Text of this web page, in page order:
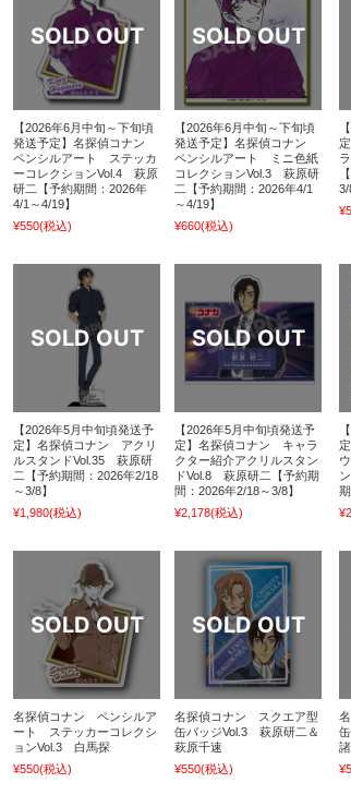
【2026年6月中旬～下旬頃
発送予定】名探偵コナン
ペンシルアート ステッカ
ーコレクションVol.4 萩原
研二【予約期間：2026年
4/1～4/19】
¥550(税込)
【2026年6月中旬～下旬頃
発送予定】名探偵コナン
ペンシルアート ミニ色紙
コレクションVol.3 萩原研
二【予約期間：2026年4/1
～4/19】
¥660(税込)
3/
【2026年5月中旬頃発送予
定】名探偵コナン アクリ
ルスタンドVol.35 萩原研
二【予約期間：2026年2/18
～3/8】
¥1,980(税込)
【2026年5月中旬頃発送予
定】名探偵コナン キャラ
クター紹介アクリルスタン
ドVol.8 萩原研二【予約期
間：2026年2/18～3/8】
¥2,178(税込)
名探偵コナン ペンシルア
ート ステッカーコレクシ
ョンVol.3 白馬探
¥550(税込)
名探偵コナン スクエア型
缶バッジVol.3 萩原研二＆
萩原千速
¥550(税込)